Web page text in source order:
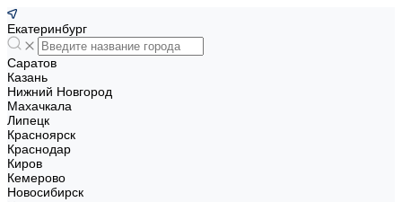
Екатеринбург
Саратов
Казань
Нижний Новгород
Махачкала
Липецк
Красноярск
Краснодар
Киров
Кемерово
Новосибирск